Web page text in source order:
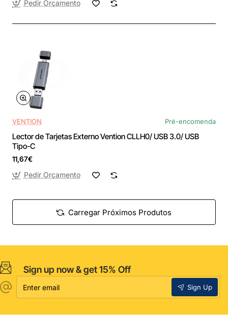
Pedir Orçamento
VENTION Pré-encomenda
Lector de Tarjetas Externo Vention CLLH0/ USB 3.0/ USB
Tipo-C
11,67€
Pedir Orçamento
Carregar Próximos Produtos
Sign up now & get 15% Off
Enter
email
Sign Up